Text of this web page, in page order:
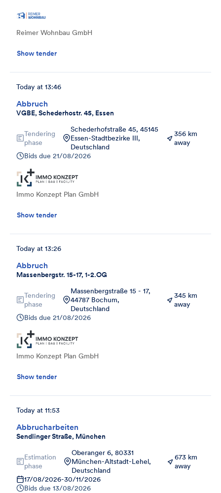
Reimer Wohnbau GmbH
Show tender
Abbruch
VGBE, Schederhostr. 45, Essen
Today at 13:46
Tendering
phase
Schederhofstraße 45, 45145
Essen-Stadtbezirke III,
Deutschland
356 km
away
Bids due 21/08/2026
Immo Konzept Plan GmbH
Show tender
Abbruch
Massenbergstr. 15-17, 1-2.OG
Today at 13:26
Tendering
phase
Massenbergstraße 15 - 17,
44787 Bochum,
Deutschland
345 km
away
Bids due 21/08/2026
Immo Konzept Plan GmbH
Show tender
Abbrucharbeiten
Sendlinger Straße, München
Today at 11:53
Estimation
phase
Oberanger 6, 80331
München-Altstadt-Lehel,
Deutschland
673 km
away
17/08/2026-30/11/2026
Bids due 13/08/2026